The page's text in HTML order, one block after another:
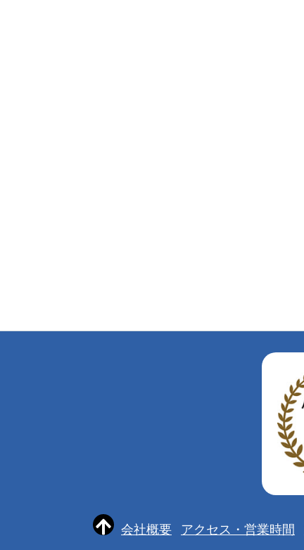
会社概要 アクセス・営業時間